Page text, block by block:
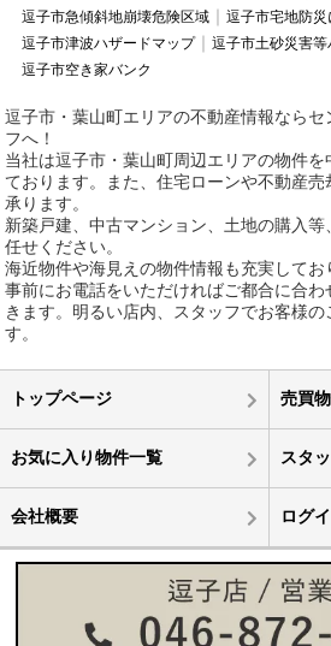
逗子市急傾斜地崩壊危険区域
逗子市宅地防災
逗子市津波ハザードマップ
逗子市土砂災害
逗子市空き家バンク
逗子市・葉山町エリアの不動産情報なら
フへ！
当社は逗子市・葉山町周辺エリアの物件
ております。また、住宅ローンや不動産
承ります。
新築戸建、中古マンション、土地の購入
任せください。
海近物件や海見えの物件情報も充実してお
事前にお電話をいただければご都合に合
きます。明るい店内、スタッフでお客様
す。
トップページ 売買
お気に入り物件一覧 スタ
会社概要 ログ